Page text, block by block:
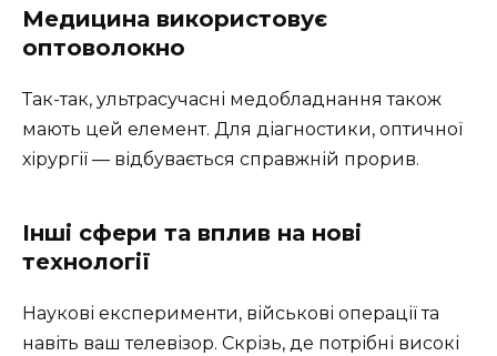
Медицина використовує
оптоволокно
Так-так, ультрасучасні медобладнання також
мають цей елемент. Для діагностики, оптичної
хірургії — відбувається справжній прорив.
Інші сфери та вплив на нові
технології
Наукові експерименти, військові операції та
навіть ваш телевізор. Скрізь, де потрібні високі